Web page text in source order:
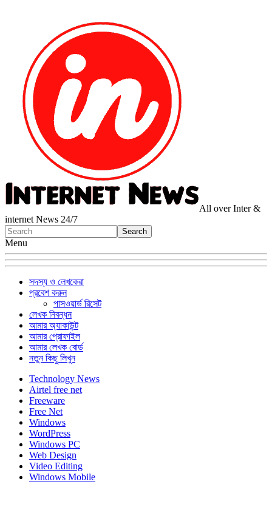
All over Inter &
internet News 24/7
Menu
সদস্য ও লেখকেরা
প্রবেশ করুন
পাসওয়ার্ড রিসেট
লেখক নিবন্ধন
আমার অ্যাকাউন্ট
আমার প্রোফাইল
আমার লেখক বোর্ড
নতুন কিছু লিখুন
Technology News
Airtel free net
Freeware
Free Net
Windows
WordPress
Windows PC
Web Design
Video Editing
Windows Mobile